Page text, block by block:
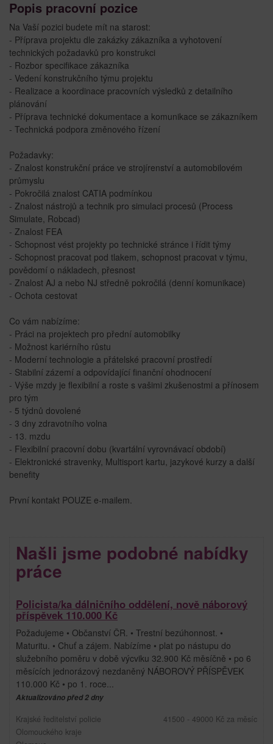
Popis pracovní pozice
Na Vaší pozici budete mít na starost:
- Příprava projektu dle zakázky zákazníka a vyhotovení
technických požadavků pro konstrukci
- Rozbor specifikace zákazníka
- Vedení konstrukčního týmu projektu
- Realizace a koordinace pracovních výsledků z detailního
plánování
- Příprava technické dokumentace a komunikace se zákazníkem
- Technická podpora změnového řízení
Požadavky:
- Znalost konstrukční práce ve strojírenství a automobilovém
průmyslu
- Pokročilá znalost CATIA podmínkou
- Znalost nástrojů a technik pro simulaci procesů (Process
Simulate, Robcad)
- Znalost FEA
- Schopnost vést projekty po technické stránce i řídit týmy
- Schopnost pracovat pod tlakem, schopnost pracovat v týmu,
povědomí o nákladech, přesnost
- Znalost AJ a nebo NJ středně pokročilá (denní komunikace)
- Ochota cestovat
Co vám nabízíme:
- Práci na projektech pro přední automobilky
- Možnost kariérního růstu
- Moderní technologie a přátelské pracovní prostředí
- Stabilní zázemí a odpovídající finanční ohodnocení
- Výše mzdy je flexibilní a roste s vašimi zkušenostmi a přínosem
pro tým
- 5 týdnů dovolené
- 3 dny zdravotního volna
- 13. mzdu
- Flexibilní pracovní dobu (kvartální vyrovnávací období)
- Elektronické stravenky, Multisport kartu, jazykové kurzy a další
benefity
První kontakt POUZE e-mailem.
Našli jsme podobné nabídky
práce
Policista/ka dálničního oddělení, nově náborový
příspěvek 110.000 Kč
Požadujeme • Občanství ČR. • Trestní bezúhonnost. •
Maturitu. • Chuť a zájem. Nabízíme • plat po nástupu do
služebního poměru v době výcviku 32.900 Kč měsíčně • po 6
měsících jednorázový nezdaněný NÁBOROVÝ PŘÍSPĚVEK
110.000 Kč • po 1. roce...
Aktualizováno před 2 dny
Krajské ředitelství policie
Olomouckého kraje
41500 - 49000 Kč za měsíc